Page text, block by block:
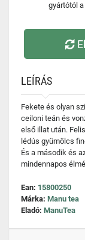
gyártótól
LEÍRÁS
Fekete és olyan
ceiloni teán és
első illat után.
lédús gyümölcs
És a második és
mindennapos
Ean: 15800250
Márka: Manu tea
Eladó: ManuTea